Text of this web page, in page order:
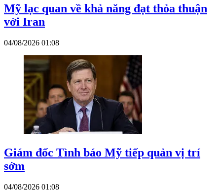
Mỹ lạc quan về khả năng đạt thỏa thuận
với Iran
04/08/2026 01:08
Giám đốc Tình báo Mỹ tiếp quản vị trí
sớm
04/08/2026 01:08